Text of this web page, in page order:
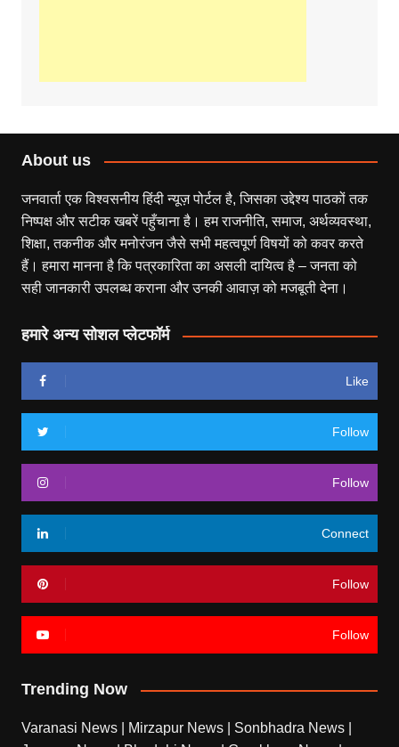
About us
जनवार्ता एक विश्वसनीय हिंदी न्यूज़ पोर्टल है, जिसका उद्देश्य पाठकों तक
निष्पक्ष और सटीक खबरें पहुँचाना है। हम राजनीति, समाज, अर्थव्यवस्था,
शिक्षा, तकनीक और मनोरंजन जैसे सभी महत्वपूर्ण विषयों को कवर करते
हैं। हमारा मानना है कि पत्रकारिता का असली दायित्व है – जनता को
सही जानकारी उपलब्ध कराना और उनकी आवाज़ को मजबूती देना।
हमारे अन्य सोशल प्लेटफॉर्म
Like
Follow
Follow
Connect
Follow
Follow
Trending Now
Varanasi News Mirzapur News Sonbhadra News